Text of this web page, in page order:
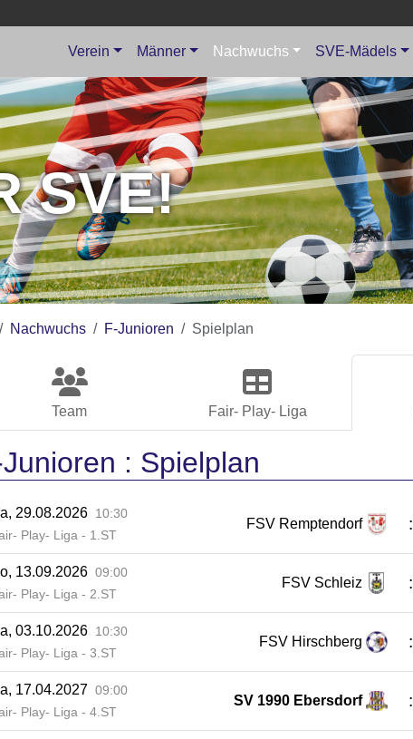
Verein Männer Nachwuchs SVE-Mädels
SVE!
Nachwuchs F-Junioren Spielplan
Team Fair- Play- Liga
: Spielplan
29.08.2026
10:30
Play- Liga - 1.ST
FSV Remptendorf :
13.09.2026 09:00
Play- Liga - 2.ST
FSV Schleiz :
03.10.2026
10:30
Play- Liga - 3.ST
FSV Hirschberg :
17.04.2027 09:00
Play- Liga - 4.ST
SV 1990 Ebersdorf :